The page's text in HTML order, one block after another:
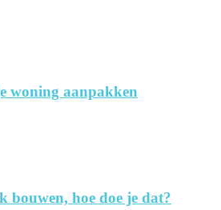
woning aanpakken
bouwen, hoe doe je dat?